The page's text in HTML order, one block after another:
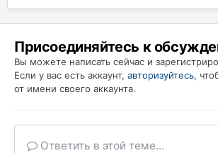
Присоединяйтесь к
Вы можете написать сейчас и
Если у вас есть аккаунт, авторизуйтесь,
от имени своего аккаунта.
Ответить в этой теме...